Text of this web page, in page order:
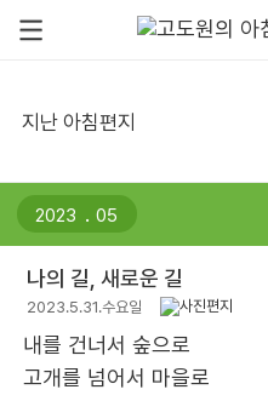
지난 아침편지
.
나의 길, 새로운 길
2023.5.31.수요일
내를 건너서 숲으로
고개를 넘어서 마을로